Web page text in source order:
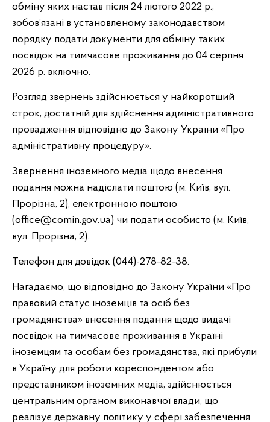
обміну яких настав після 24 лютого 2022 р.,
зобов’язані в установленому законодавством
порядку подати документи для обміну таких
посвідок на тимчасове проживання до 04 серпня
2026 р. включно.
Розгляд звернень здійснюється у найкоротший
строк, достатній для здійснення адміністративного
провадження відповідно до Закону України «Про
адміністративну процедуру».
Звернення іноземного медіа щодо внесення
подання можна надіслати поштою (м. Київ, вул.
Прорізна, 2), електронною поштою
(office@comin.gov.ua) чи подати особисто (м. Київ,
вул. Прорізна, 2).
Телефон для довідок (044)-278-82-38.
Нагадаємо, що відповідно до Закону України «Про
правовий статус іноземців та осіб без
громадянства» внесення подання щодо видачі
посвідок на тимчасове проживання в Україні
іноземцям та особам без громадянства, які прибули
в Україну для роботи кореспондентом або
представником іноземних медіа, здійснюється
центральним органом виконавчої влади, що
реалізує державну політику у сфері забезпечення